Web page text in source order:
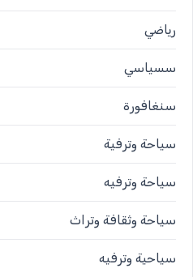
رياضي
سسياسي
سنغافورة
سياحة وترفية
سياحة وترفيه
سياحة وثقافة وتراث
سياحية وترفيه